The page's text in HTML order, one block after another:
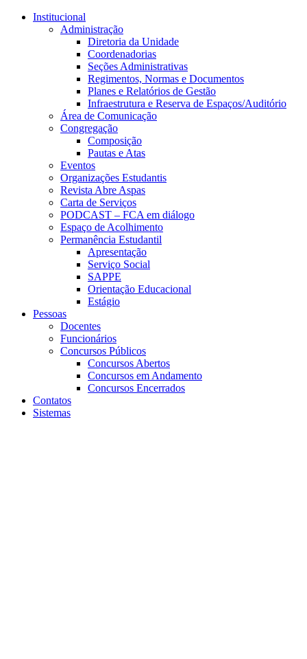
Conteúdo principal
Institucional
Administração
Diretoria da Unidade
Coordenadorias
Seções Administrativas
Regimentos, Normas e Documentos
Planes e Relatórios de Gestão
Infraestrutura e Reserva de Espaços/Auditório
Área de Comunicação
Congregação
Composição
Pautas e Atas
Eventos
Organizações Estudantis
Revista Abre Aspas
Carta de Serviços
PODCAST – FCA em diálogo
Espaço de Acolhimento
Permanência Estudantil
Apresentação
Serviço Social
SAPPE
Orientação Educacional
Estágio
Pessoas
Docentes
Funcionários
Concursos Públicos
Concursos Abertos
Concursos em Andamento
Concursos Encerrados
Contatos
Sistemas